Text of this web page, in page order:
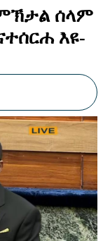
ብዛዕባና
ሰላም
እዩ-